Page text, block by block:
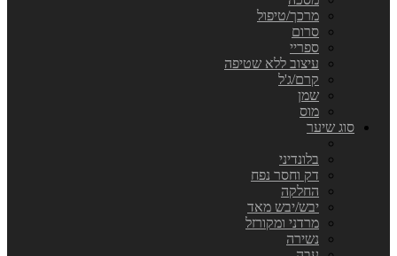
מרכך/טיפול
סרום
ספריי
עיצוב ללא שטיפה
קרם/ג'ל
שמן
מוס
סוג שיער
בלונדיני
דק וחסר נפח
החלקה
יבש/יבש מאד
מרדני ומקורזל
נשירה